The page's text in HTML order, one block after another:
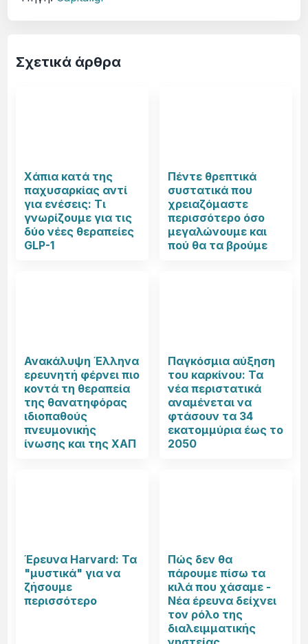
Σχετικά άρθρα
Χάπια κατά της
παχυσαρκίας αντί
για ενέσεις: Τι
γνωρίζουμε για τις
δύο νέες θεραπείες
GLP-1
Πέντε θρεπτικά
συστατικά που
χρειαζόμαστε
περισσότερο όσο
μεγαλώνουμε και
πού θα τα βρούμε
Ανακάλυψη Έλληνα
ερευνητή φέρνει πιο
κοντά τη θεραπεία
της θανατηφόρας
ιδιοπαθούς
πνευμονικής
ίνωσης και της ΧΑΠ
Παγκόσμια αύξηση
του καρκίνου: Τα
νέα περιστατικά
αναμένεται να
φτάσουν τα 34
εκατομμύρια έως το
2050
Έρευνα Harvard: Τα
"μυστικά" για να
ζήσουμε
περισσότερο
Πώς δεν θα
πάρουμε πίσω τα
κιλά που χάσαμε -
Νέα έρευνα δείχνει
τον ρόλο της
διαλειμματικής